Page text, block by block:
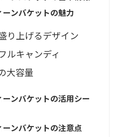
ンバケットの魅力
り上げるデザイン
ルキャンディ
大容量
ンバケットの活用シー
ンバケットの注意点